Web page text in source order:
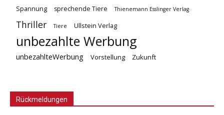
Spannung sprechende Tiere Thienemann Esslinger Verlag
Thriller Tiere Ullstein Verlag
unbezahlte Werbung
unbezahlteWerbung Vorstellung Zukunft
Rückmeldungen